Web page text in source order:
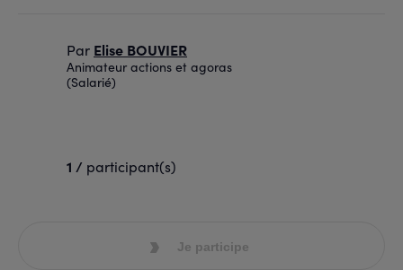
Par Elise BOUVIER
Animateur actions et agoras
(Salarié)
1 / participant(s)
Je participe